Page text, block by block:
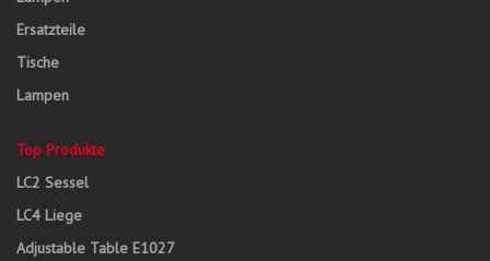
Ersatzteile
Tische
Lampen
Top Produkte
LC2 Sessel
LC4 Liege
Adjustable Table E1027